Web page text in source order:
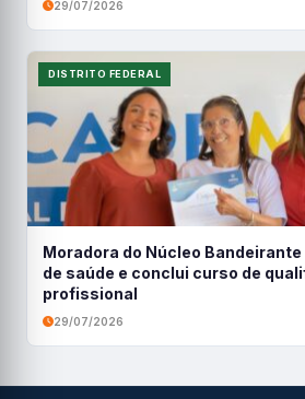
29/07/2026
DISTRITO FEDERAL
Moradora do Núcleo
de saúde e conclui curso de
profissional
29/07/2026